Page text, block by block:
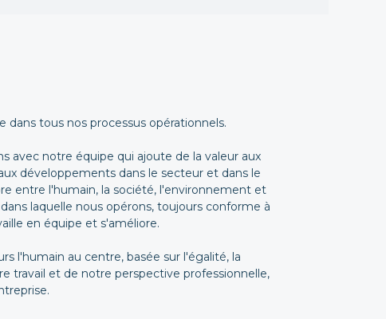
dans tous nos processus opérationnels.
avec notre équipe qui ajoute de la valeur aux
développements dans le secteur et dans le
entre l'humain, la société, l'environnement et
laquelle nous opérons, toujours conforme à
en équipe et s'améliore.
l'humain au centre, basée sur l'égalité, la
travail et de notre perspective professionnelle,